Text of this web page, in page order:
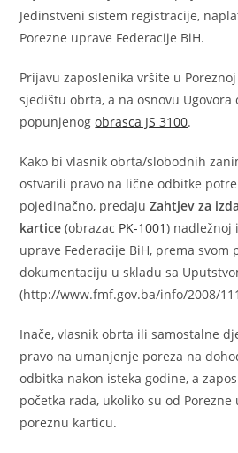
Jedinstveni sistem registracije,
Porezne uprave Federacije BiH.
Prijavu zaposlenika vršite u
sjedištu obrta, a na osnovu Ugovora
popunjenogobrasca JS 3100.
Kako bi vlasnik obrta/slobodnih
ostvarili pravo na lične odbitke
pojedinačno, predajuZahtjev za
kartice(obrazac PK-1001) nadležnoj
uprave Federacije BiH, prema svom
dokumentaciju u skladu sa
(http://www.fmf.gov.ba/info/2008/
Inače, vlasnik obrta ili samostalne
pravo na umanjenje poreza na
odbitka nakon isteka godine, a
početka rada, ukoliko su od
poreznu karticu.